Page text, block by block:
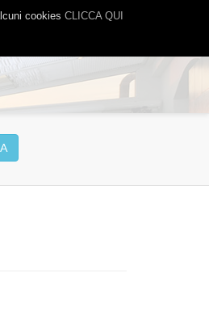
cookies CLICCA QUI